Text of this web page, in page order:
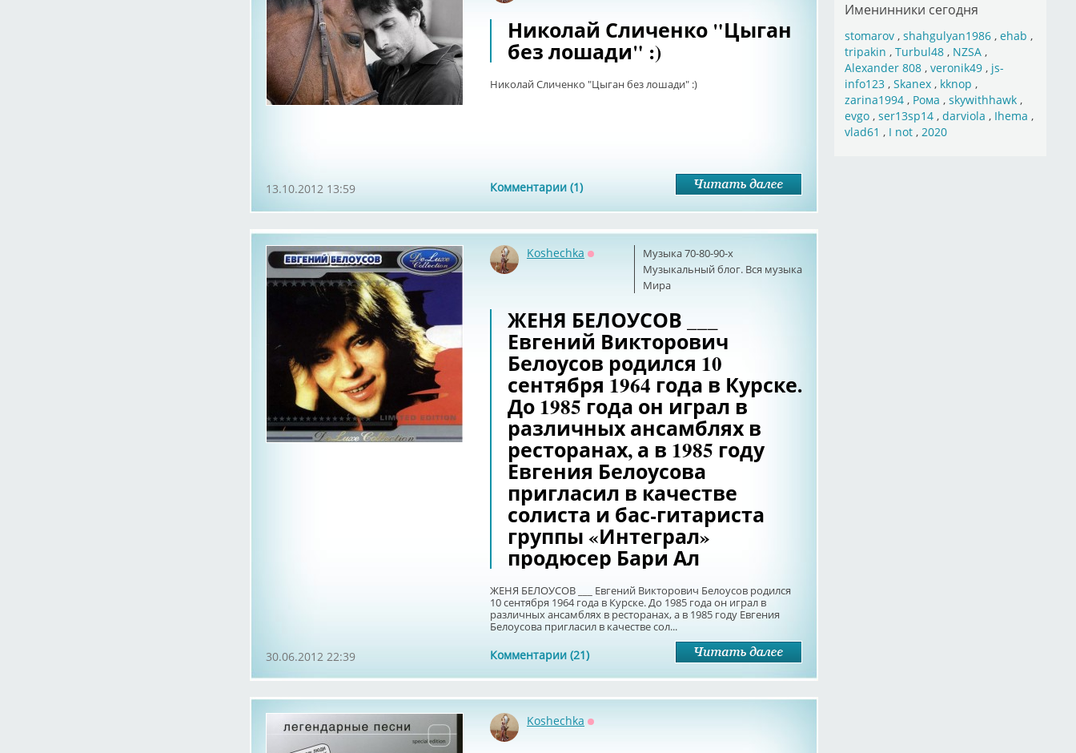
Николай Сличенко "Цыган
без лошади" :)
Николай Сличенко "Цыган без лошади" :)
Комментарии (1)
13.10.2012 13:59
Музыка 70-80-90-х
Музыкальный блог. Вся музыка
Мира
Koshechka
ЖЕНЯ БЕЛОУСОВ ___
Евгений Викторович
Белоусов родился 10
сентября 1964 года в Курске.
До 1985 года он играл в
различных ансамблях в
ресторанах, а в 1985 году
Евгения Белоусова
пригласил в качестве
солиста и бас-гитариста
группы «Интеграл»
продюсер Бари Ал
ЖЕНЯ БЕЛОУСОВ ___ Евгений Викторович Белоусов родился
10 сентября 1964 года в Курске. До 1985 года он играл в
различных ансамблях в ресторанах, а в 1985 году Евгения
Белоусова пригласил в качестве сол...
Комментарии (21)
30.06.2012 22:39
Koshechka
Именинники сегодня
stomarov, shahgulyan1986, ehab ,
tripakin , Turbul48, NZSA,
Alexander 808, veronik49, js-
info123, Skanex, kknop ,
zarina1994, Рома , skywithhawk,
evgo, ser13sp14, darviola , Ihema ,
vlad61 , I not, 2020